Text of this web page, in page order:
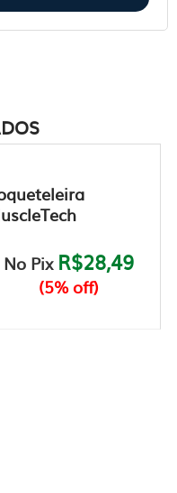
No Pix R$28,49
(5% off)